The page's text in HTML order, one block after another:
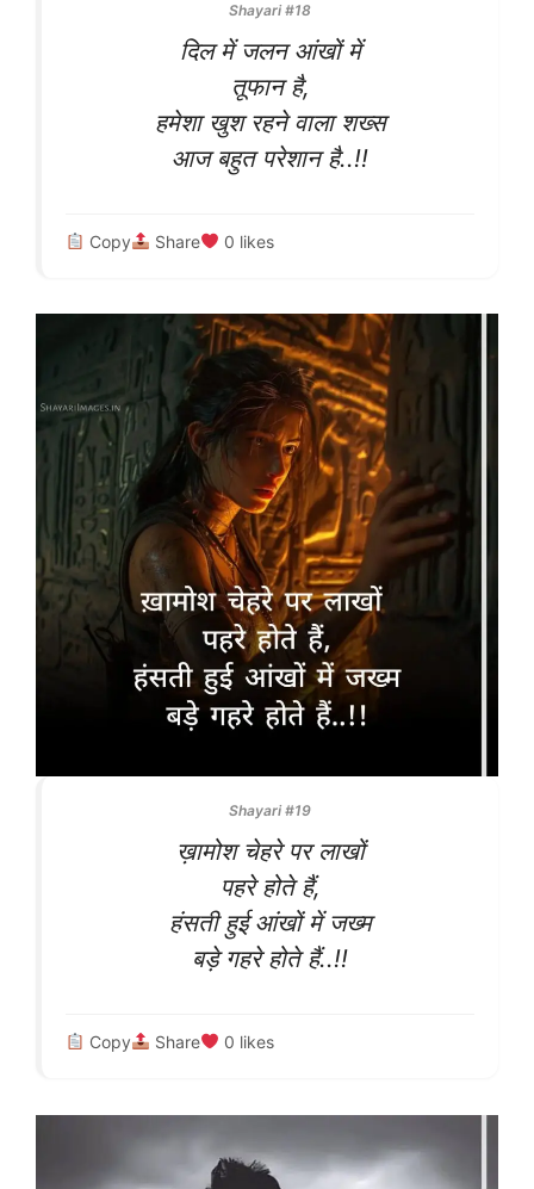
Shayari #18
दिल में जलन आंखों में
तूफान है,
हमेशा खुश रहने वाला शख्स
आज बहुत परेशान है..!!
Copy Share 0 likes
Shayari #19
ख़ामोश चेहरे पर लाखों
पहरे होते हैं,
हंसती हुई आंखों में जख्म
बड़े गहरे होते हैं..!!
Copy Share 0 likes